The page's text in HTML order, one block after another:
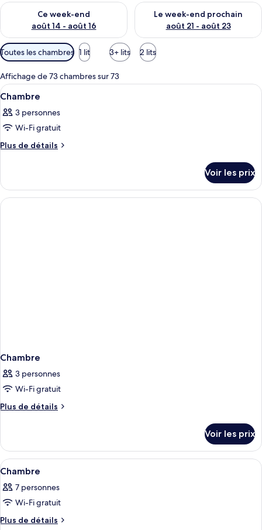
Ce week-end
août 14 - août 16
Vérifier la disponibilité pour ce week-end août 14 - août 16
Le week-end prochain
août 21 - août 23
Vérifier la disponibilité pour
Filtres
disponibles
pour
les
chambres
Toutes les chambres 1 lit 3+ lits 2 lits
Affichage de 73 chambres sur 73
Afficher
toutes
les
photos
pour
de
chambre :
Une chambre d’hôtel avec deux lits,
2
Chambre
3 personnes
Wi-Fi gratuit
Plus de détails
Plus
le
type
de
Voir les prix
Chambre
3 personnes
Wi-Fi gratuit
Plus de détails
Plus
le
type
de
Chambre
Voir les prix
Afficher
toutes
les
photos
pour
Un plan d’une chambre d’hôtel
1
Chambre
7 personnes
Wi-Fi gratuit
Plus de détails
Plus